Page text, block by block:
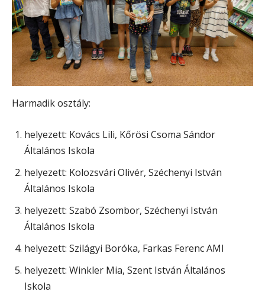
Harmadik osztály:
helyezett: Kovács Lili, Kőrösi Csoma Sándor
Általános Iskola
helyezett: Kolozsvári Olivér, Széchenyi István
Általános Iskola
helyezett: Szabó Zsombor, Széchenyi István
Általános Iskola
helyezett: Szilágyi Boróka, Farkas Ferenc AMI
helyezett: Winkler Mia, Szent István Általános
Iskola